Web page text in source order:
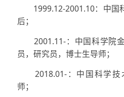
1999.12-2001.10：中国
后；
2001.11-：中国科学院
员，研究员，博士生导师；
2018.01-：中国科学技
师；